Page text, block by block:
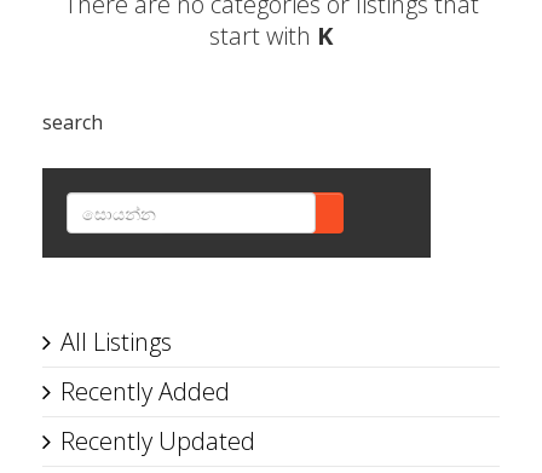
start with K
search
All Listings
Recently Added
Recently Updated